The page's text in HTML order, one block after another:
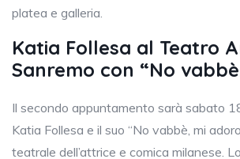
platea e galleria.
Katia Follesa al Teatro
Sanremo con “No
Il secondo appuntamento sarà sabato
Katia Follesa e il suo “No vabbè, mi
teatrale dell’attrice e comica milanese.